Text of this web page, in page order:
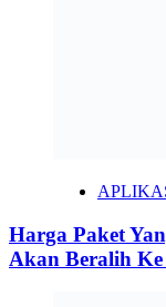
Harga Paket
Akan Beralih